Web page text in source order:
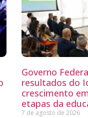
Governo
resultados do
crescimento
etapas da
7 de agosto de 2026